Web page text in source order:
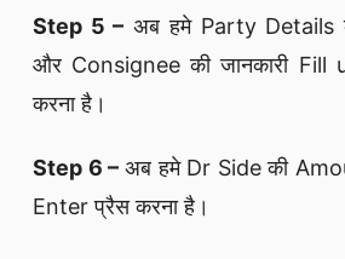
Step 5 – अब हमे Party Details
और Consignee की जानकारी
करना है।
Step 6 – अब हमे Dr Side की
Enter प्रैस करना है।